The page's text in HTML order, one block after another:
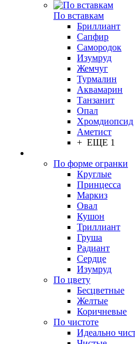
По вставкам
Бриллиант
Сапфир
Самородок
Изумруд
Жемчуг
Турмалин
Аквамарин
Танзанит
Опал
Хромдиопсид
Аметист
+ ЕЩЕ 1
По форме огранки
Круглые
Принцесса
Маркиз
Овал
Кушон
Триллиант
Груша
Радиант
Сердце
Изумруд
По цвету
Бесцветные
Желтые
Коричневые
По чистоте
Идеально